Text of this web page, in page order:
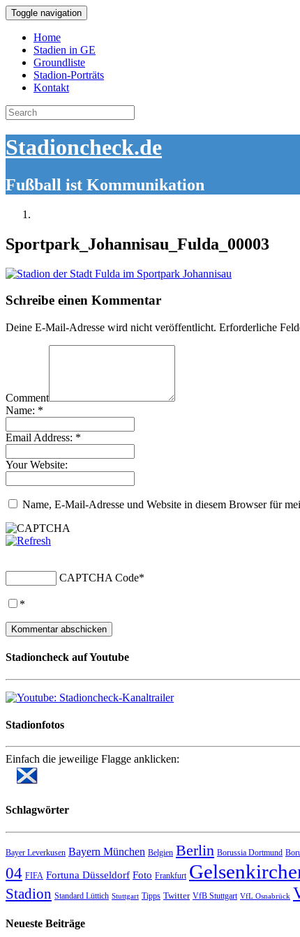
Toggle navigation
Home
Stadien in GE
Groundliste
Stadion-Porträts
Kontakt
Search
for:
Stadioncheck.de
Fußball ist Kommunikation
Sportpark_Johannisau_Fulda_00003
Schreibe einen Kommentar
Deine E-Mail-Adresse wird nicht veröffentlicht. Erforderliche
Comment
Name: *
Email Address: *
Your Website:
Name, E-Mail-Adresse und Website in diesem Browser für
CAPTCHA Code*
*
Stadioncheck auf Youtube
Stadionfotos
Einfach die jeweilige Flagge anklicken:
Schlagwörter
Bayer Leverkusen Bayern München Belgien Berlin Borussia Dortmund
04 FIFA Fortuna Düsseldorf Foto Frankfurt
Stadion Standard Lüttich Stuttgart Tipps Twitter VfB Stuttgart VfL Osnabrück
Neueste Beiträge